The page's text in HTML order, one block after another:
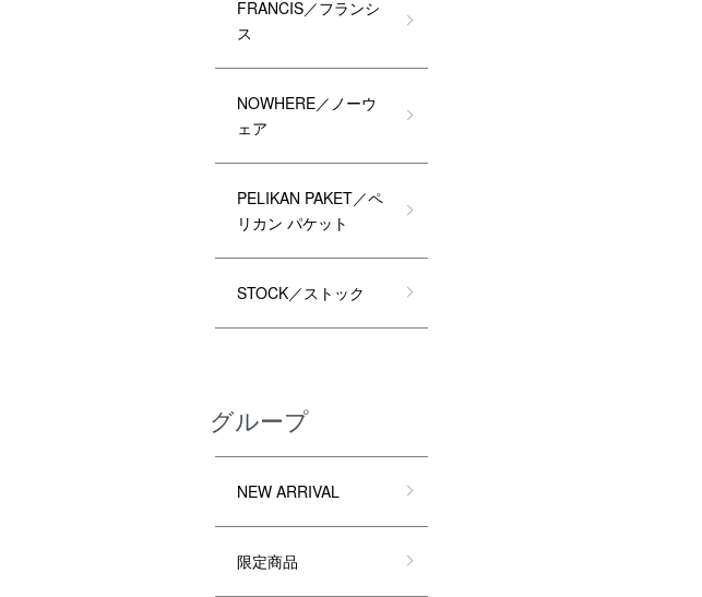
FRANCIS／フランシ
ス
NOWHERE／ノーウ
ェア
PELIKAN PAKET／ペ
リカン パケット
STOCK／ストック
グループ
NEW ARRIVAL
限定商品